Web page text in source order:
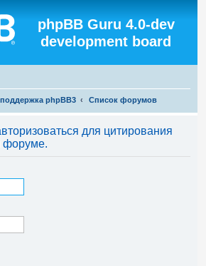
phpBB Guru 4.0-dev
development board
phpBB3 Список форумов
для цитирования
форуме.